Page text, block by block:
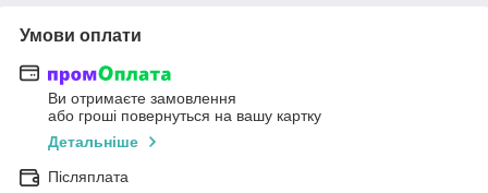
Умови оплати
Ви отримаєте замовлення
або гроші повернуться на вашу картку
Детальніше
Післяплата